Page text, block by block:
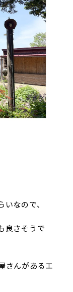
いなので、
良さそうで
さんがあるエ